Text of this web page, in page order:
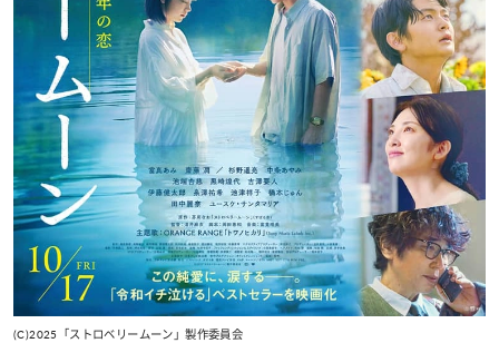
(C)2025「ストロベリームーン」製作委員会